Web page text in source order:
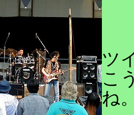
ツ
こ
ね